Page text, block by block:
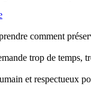
comment
trop de temps,
et respectueux